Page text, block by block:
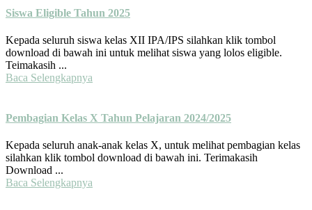
Siswa Eligible Tahun 2025
Kepada seluruh siswa kelas XII IPA/IPS silahkan klik tombol
download di bawah ini untuk melihat siswa yang lolos eligible.
Teimakasih ...
Baca Selengkapnya
Pembagian Kelas X Tahun Pelajaran 2024/2025
Kepada seluruh anak-anak kelas X, untuk melihat pembagian kelas
silahkan klik tombol download di bawah ini. Terimakasih
Download ...
Baca Selengkapnya